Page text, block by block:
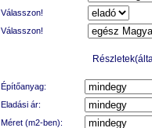
Válasszon!
Válasszon!
Építőanyag:
Eladási ár:
Méret (m2-ben):